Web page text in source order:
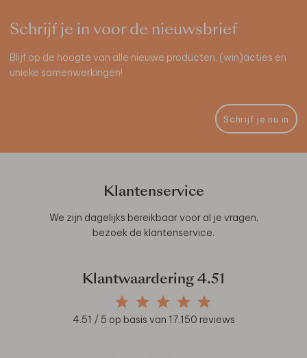
Schrijf je in voor de nieuwsbrief
Blijf op de hoogte van alle nieuwe producten, (win)acties en
unieke samenwerkingen!
Schrijf je nu in
Klantenservice
We zijn dagelijks bereikbaar voor al je vragen,
bezoek de klantenservice.
Klantwaardering 4.51
4.51 / 5 op basis van 17.150 reviews